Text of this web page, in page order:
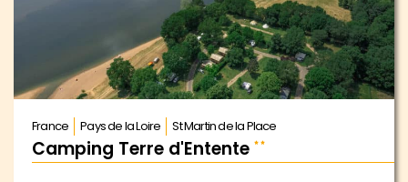
France Pays de la Loire St Martin de la Place
Camping Terre d'Entente